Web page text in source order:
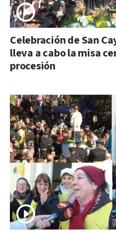
Celebración de San
lleva a cabo la misa
procesión